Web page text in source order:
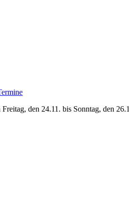
den 24.11. bis Sonntag, den